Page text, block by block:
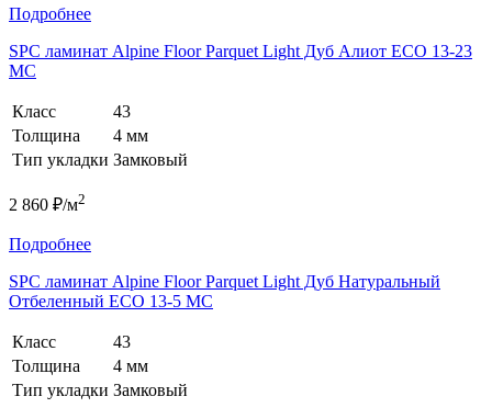
Подробнее
SPC ламинат Alpine Floor Parquet Light Дуб Алиот ЕСО 13-23
MC
Класс
43
Толщина
4 мм
Тип укладки Замковый
2 860 ₽/м2
Подробнее
SPC ламинат Alpine Floor Parquet Light Дуб Натуральный
Отбеленный ЕСО 13-5 MC
Класс
43
Толщина
4 мм
Тип укладки Замковый